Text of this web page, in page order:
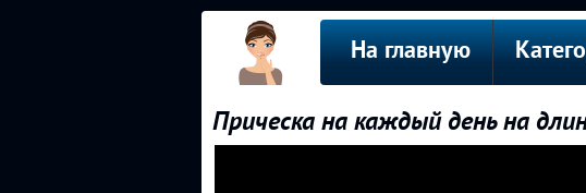
На главную
Прическа на каждый день на